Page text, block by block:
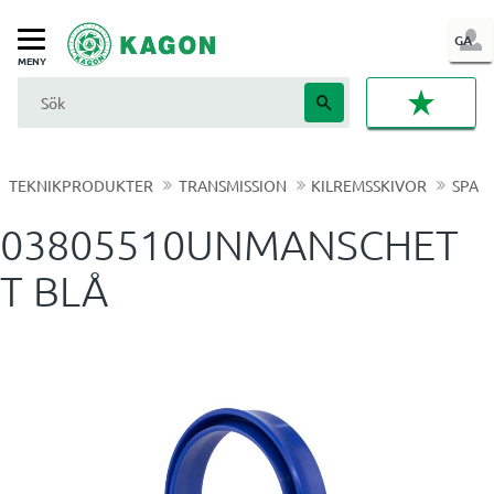
Meny
GA
IN
TEKNIKPRODUKTER TRANSMISSION KILREMSSKIVOR SPA
03805510UNMANSCHET
T BLÅ